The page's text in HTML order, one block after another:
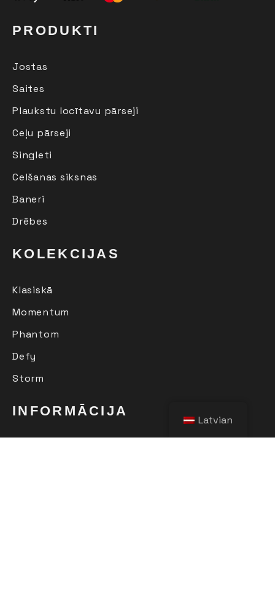
PRODUKTI
Jostas
Saites
Plaukstu locītavu pārseji
Ceļu pārseji
Singleti
Celšanas siksnas
Baneri
Drēbes
KOLEKCIJAS
Klasiskā
Momentum
Phantom
Defy
Storm
INFORMĀCIJA
Latvian